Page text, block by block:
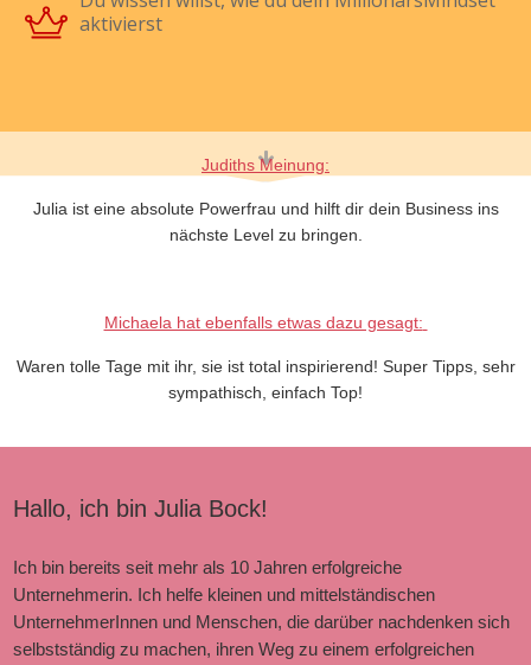
aktivierst
Judiths Meinung:
Julia ist eine absolute Powerfrau und hilft dir dein Business ins
nächste Levelzu bringen.
Michaela hat ebenfalls etwas dazu gesagt:
Waren tolle Tage mit ihr, sie ist total inspirierend! Super Tipps, sehr
sympathisch, einfach Top!
Hallo, ich bin Julia Bock!
Ich bin bereits seit mehr als 10 Jahren erfolgreiche
Unternehmerin. Ich helfe kleinen und mittelständischen
UnternehmerInnen und Menschen, die darüber nachdenken sich
selbstständig zu machen, ihren Weg zu einem erfolgreichen